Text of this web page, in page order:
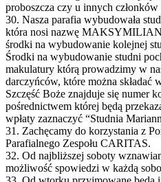
proboszcza czy u innych
30. Nasza parafia wybudowała
która nosi nazwę
środki na wybudowanie kolejnej
Środki na wybudowanie studni
makulatury którą prowadzimy w
darczyńców, które można składać
Szczęść Boże znajduje się numer
pośrednictwem której będą
wpłaty zaznaczyć “Studnia
31. Zachęcamy do korzystania z
Parafialnego Zespołu CARITAS.
32. Od najbliższej soboty
możliwość spowiedzi w każdą